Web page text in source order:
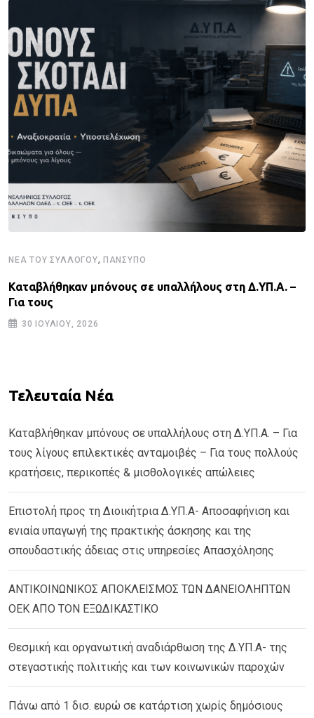
ΝΈΑ ΤΟΥ ΣΥΛΛΌΓΟΥ, ΠΑΝΣΥΠΟ
Καταβλήθηκαν μπόνους σε υπαλλήλους στη Δ.ΥΠ.Α. –
Για τους
30 ΙΟΥΛΊΟΥ, 2026
Τελευταία Νέα
Καταβλήθηκαν μπόνους σε υπαλλήλους στη Δ.ΥΠ.Α. – Για
τους λίγους επιλεκτικές ανταμοιβές – Για τους πολλούς
κρατήσεις, περικοπές & μισθολογικές απώλειες
Επιστολή προς τη Διοικήτρια Δ.ΥΠ.Α- Αποσαφήνιση και
ενιαία υπαγωγή της πρακτικής άσκησης και της
σπουδαστικής άδειας στις υπηρεσίες Απασχόλησης
ΑΝΤΙΚΟΙΝΩΝΙΚΟΣ ΑΠΟΚΛΕΙΣΜΟΣ ΤΩΝ ΔΑΝΕΙΟΛΗΠΤΩΝ
ΟΕΚ ΑΠΟ ΤΟΝ ΕΞΩΔΙΚΑΣΤΙΚΟ
Θεσμική και οργανωτική αναδιάρθωση της Δ.ΥΠ.Α- της
στεγαστικής πολιτικής και των κοινωνικών παροχών
Πάνω από 1 δισ. ευρώ σε κατάρτιση χωρίς δημόσιους